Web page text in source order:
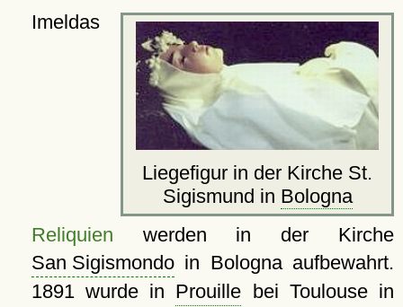
Liegefigur in der Kirche St.
Sigismund in Bologna
Imeldas
Reliquien werden in der Kirche
San Sigismondoin Bologna aufbewahrt.
1891 wurde in Prouille bei Toulouse in